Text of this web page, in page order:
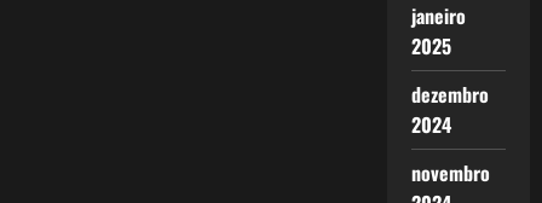
janeiro
2025
dezembro
2024
novembro